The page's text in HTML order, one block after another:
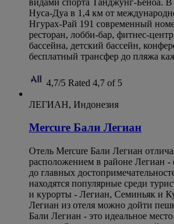
Нуса-Дуа в 1,4 км от
Нгурах-Рай 191 современный
ресторан, лобби-бар, фитнес-
бассейна, детский бассейн,
бесплатный трансфер до пляжа
4,7/5 Rated 4,7 of 5
ЛЕГИАН, Индонезия
Mercure Бали Легиан
Отель Mercure Бали Легиан
расположением в районе Легиан -
до главных
находятся популярные среди
и курорты - Легиан, Семиньяк и
Легиан из отеля можно дойти
Бали Легиан - это идеальное